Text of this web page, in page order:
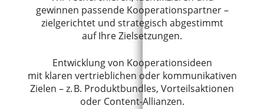
gewinnen passende Kooperationspartner –
zielgerichtet und strategisch abgestimmt
auf Ihre Zielsetzungen.
Entwicklung von Kooperationsideen
mit klaren vertrieblichen oder kommunikativen
Zielen – z. B. Produktbundles, Vorteilsaktionen
oder Content-Allianzen.